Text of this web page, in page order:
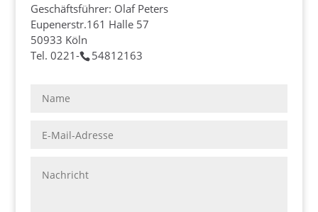
Geschäftsführer: Olaf Peters
Eupenerstr.161 Halle 57
50933 Köln
Tel. 0221-
54812163